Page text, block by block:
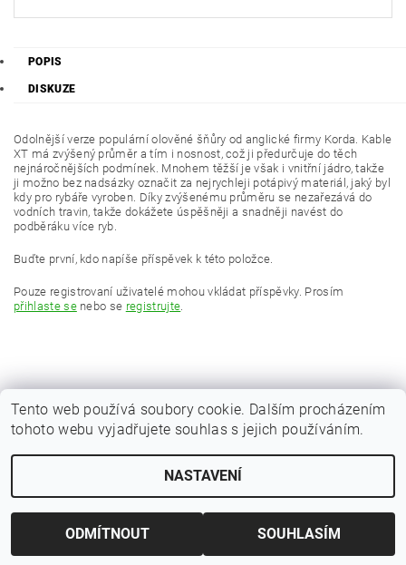
POPIS
DISKUZE
Odolnější verze populární olověné šňůry od anglické firmy Korda. Kable
XT má zvýšený průměr a tím i nosnost, což ji předurčuje do těch
nejnáročnějších podmínek. Mnohem těžší je však i vnitřní jádro, takže
ji možno bez nadsázky označit za nejrychleji potápivý materiál, jaký byl
kdy pro rybáře vyroben. Díky zvýšenému průměru se nezařezává do
vodních travin, takže dokážete úspěšněji a snadněji navést do
podběráku více ryb.
Buďte první, kdo napíše příspěvek k této položce.
Pouze registrovaní uživatelé mohou vkládat příspěvky. Prosím
přihlaste senebo se registrujte.
Zboží.cz Heureka.cz
2026 © Kaprařina.cz, všechna práva vyhrazenaUpravit nastavení cookies
Tento web používá soubory cookie. Dalším procházením
tohoto webu vyjadřujete souhlas s jejich používáním.
NASTAVENÍ
ODMÍTNOUT SOUHLASÍM